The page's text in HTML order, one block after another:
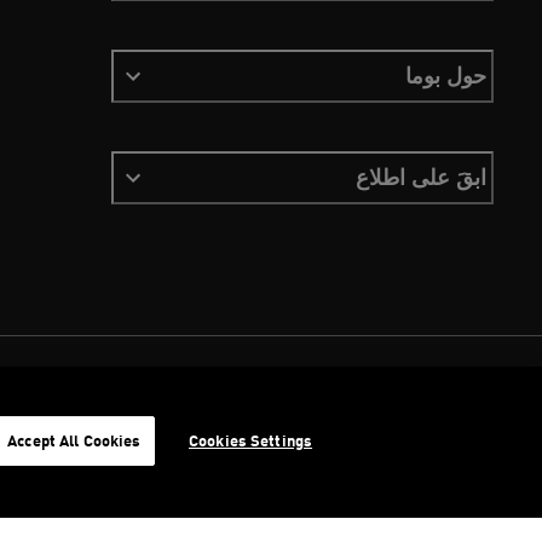
حول بوما
ابقَ على اطلاع
Cookies Settings
Accept All Cookies